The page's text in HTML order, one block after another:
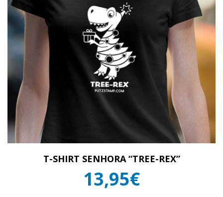
T-SHIRT SENHORA “TREE-REX”
13,95€